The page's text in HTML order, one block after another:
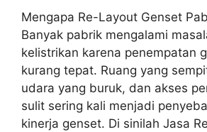
Mengapa Re-Layout Genset
Banyak pabrik mengalami
kelistrikan karena penempatan
kurang tepat. Ruang yang
udara yang buruk, dan akses
sulit sering kali menjadi
kinerja genset. Di sinilah Jasa